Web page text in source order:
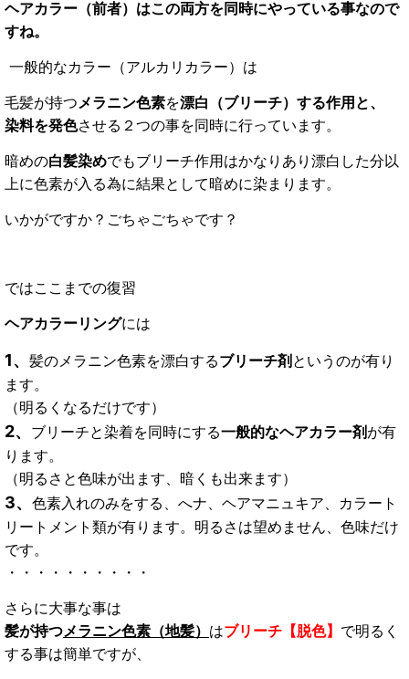
ヘアカラー（前者）はこの両方を同時にやっている事なので
すね。
一般的なカラー（アルカリカラー）は
毛髪が持つメラニン色素を漂白（ブリーチ）する作用と、
染料を発色させる２つの事を同時に行っています。
暗めの白髪染めでもブリーチ作用はかなりあり漂白した分以
上に色素が入る為に結果として暗めに染まります。
いかがですか？ごちゃごちゃです？
ではここまでの復習
ヘアカラーリングには
1、 髪のメラニン色素を漂白するブリーチ剤 というのが有り
ます。
（明るくなるだけです）
2、 ブリーチと染着を同時にする一般的なヘアカラー剤 が有
ります。
（明るさと色味が出ます、暗くも出来ます）
3、 色素入れのみをする、へナ、ヘアマニュキア、カラート
リートメント類が有ります。明るさは望めません、色味だけ
です。
・・・・・・・・・・
さらに大事な事は
髪が持つメラニン色素（地髪） はブリーチ【脱色】 で明るく
する事は簡単ですが、